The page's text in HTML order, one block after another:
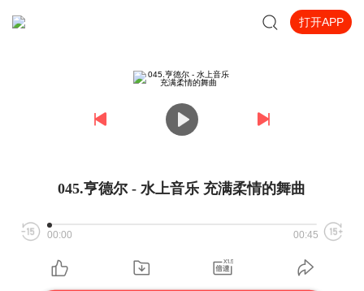
打开APP
045.亨德尔 - 水上音乐 充满柔情的舞曲
00:00 00:45